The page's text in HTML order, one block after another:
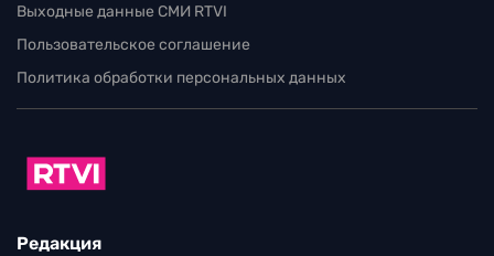
Выходные данные СМИ RTVI
Пользовательское соглашение
Политика обработки персональных данных
Редакция